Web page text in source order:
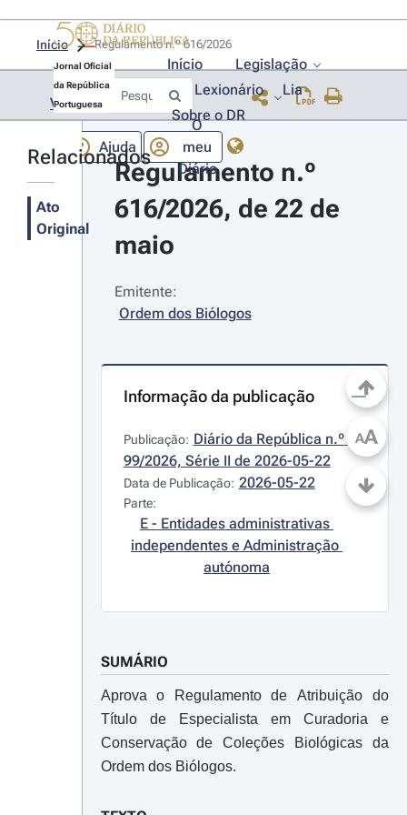
Jornal Oficial
da República
Portuguesa
Início
Legislação
Lexionário
Lia
Sobre o DR
Ajuda
O
meu
Diário
Início
Voltar
Relacionados
Ato
Original
Regulamento n.º
616/2026, de 22 de
maio
Emitente:
Ordem dos Biólogos
Informação da publicação
Publicação: Diário da República n.º
99/2026, Série II de 2026-05-22
Data de Publicação: 2026-05-22
Parte:
E - Entidades administrativas
independentes e Administração
autónoma
SUMÁRIO
Aprova o Regulamento de Atribuição do
Título de Especialista em Curadoria e
Conservação de Coleções Biológicas da
Ordem dos Biólogos.
AA